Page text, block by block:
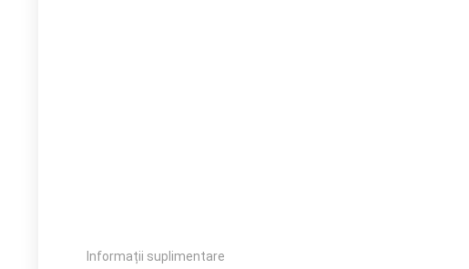
Informații suplimentare